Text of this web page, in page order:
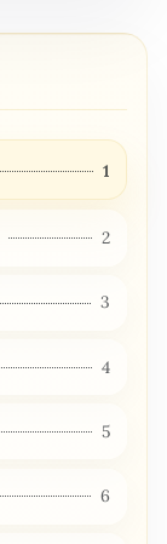
1
2
3
4
5
6